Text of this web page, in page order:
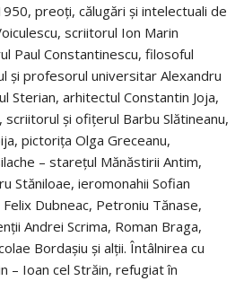
preoţi, călugări şi intelectuali de
scriitorul Ion Marin
Paul Constantinescu, filosoful
şi profesorul universitar Alexandru
Sterian, arhitectul Constantin Joja,
scriitorul şi ofiţerul Barbu Slătineanu,
pictoriţa Olga Greceanu,
– stareţul Mănăstirii Antim,
Stăniloae, ieromonahii Sofian
Dubneac, Petroniu Tănase,
Andrei Scrima, Roman Braga,
Bordaşiu şi alţii. Întâlnirea cu
– Ioan cel Străin, refugiat în